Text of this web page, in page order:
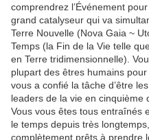
comprendrez l’Événement
grand catalyseur qui va
Terre Nouvelle (Nova Gaia ~
Temps (la Fin de la Vie telle
en Terre tridimensionnelle).
plupart des êtres humains
vous a confié la tâche d’être
leaders de la vie en cinquième
Vous vous êtes tous entraînés
le temps depuis très
complètement prêts à prendre